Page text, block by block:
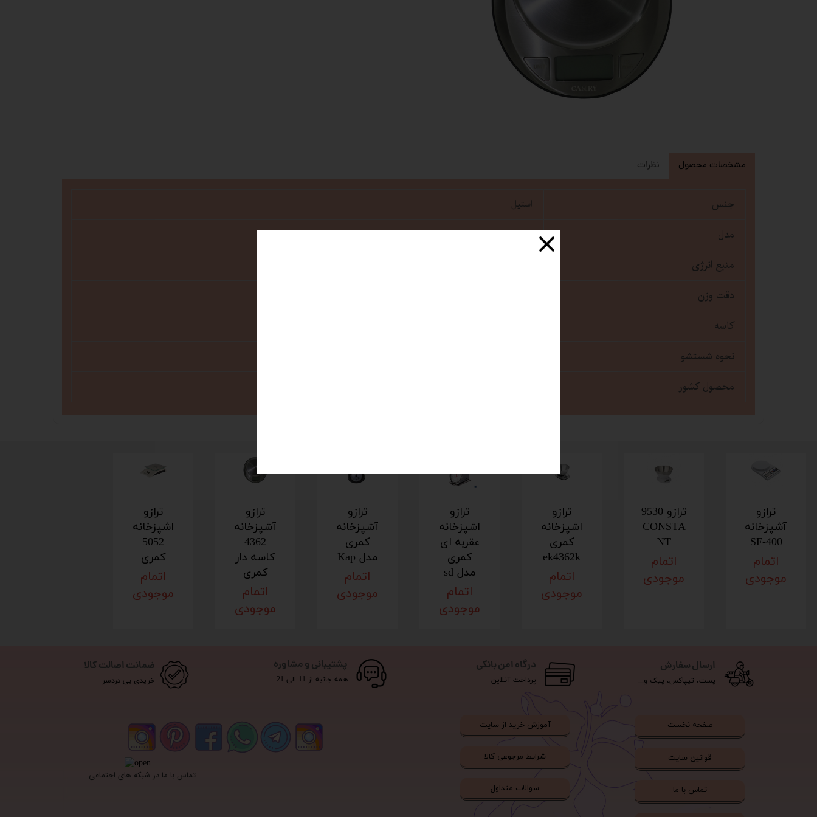
مشخصات محصول نظرات
جنس استیل
مدل 4362 برند کمری
منبع انرژی
دقت وزن
کاسه
نحوه شستشو
محصول کشور
ترازو
آشپزخانه
SF-400
اتمام
موجودی
ترازو 9530
CONSTA
NT
اتمام
موجودی
ترازو
اشپزخانه
کمری
ek4362k
اتمام
موجودی
ترازو
اشپزخانه
عقربه ای
کمری
مدل sd
اتمام
موجودی
ترازو
آشپزخانه
کمری
مدل Kap
اتمام
موجودی
ترازو
آشپزخانه
4362
کاسه دار
کمری
اتمام
موجودی
ترازو
اشپزخانه
5052
کمری
اتمام
موجودی
ارسال سفارش
پست، تیپاکس، پیک و...
درگاه امن بانکی
پرداخت آنلاین
پشتیبانی و مشاوره
همه جانبه از 11 الی 21
ضمانت اصالت کالا
خریدی بی دردسر
تماس با ما در شبکه های اجتماعی
صفحه نخست
قوانین سایت
تماس با ما
آموزش خرید از سایت
شرایط مرجوعی کالا
سوالات متداول